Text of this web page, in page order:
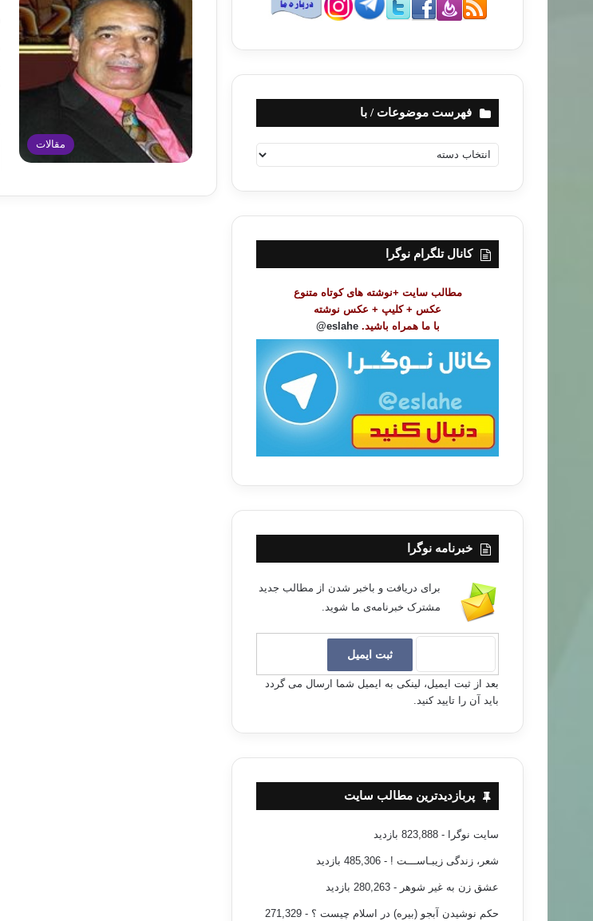
مقالات
فهرست موضوعات / با
ه
ت
ض
کانال تلگرام نوگرا
مطالب سایت +نوشته های کوتاه متنوع
عکس + کلیپ + عکس نوشته
با ما همراه باشید. eslahe@
خبرنامه نوگرا
برای دریافت و باخبر شدن از مطالب جدید
مشترک خبرنامه‌ی ما شوید.
بعد از ثبت ایمیل، لینکی به ایمیل شما ارسال می گردد
باید آن را تایید کنید.
پربازدیدترین مطالب سایت
سایت نوگرا - 823,888 بازدید
شعر، زندگی زیبـاســـت ! - 485,306 بازدید
عشق زن به غیر شوهر - 280,263 بازدید
حکم نوشیدن آبجو (بیره) در اسلام چیست ؟
- 271,329